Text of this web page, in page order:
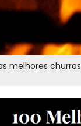
melhores